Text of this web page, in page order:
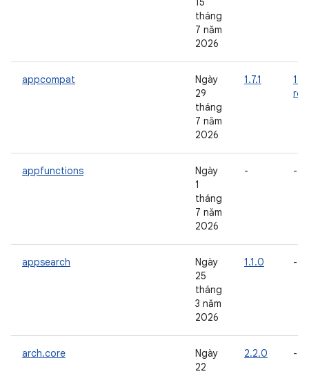
tháng
7 năm
2026
appcompat
Ngày
29
tháng
7 năm
2026
1.7.1
appfunctions
Ngày
1
tháng
7 năm
2026
- -
appsearch
Ngày
25
tháng
3 năm
2026
1.1.0 -
arch.core
Ngày
22
2.2.0 -